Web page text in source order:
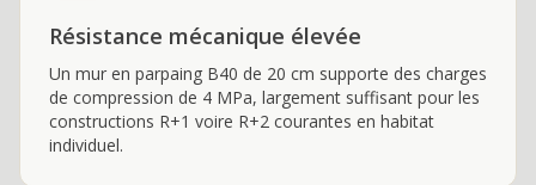
Résistance mécanique élevée
Un mur en parpaing B40 de 20 cm supporte des charges
de compression de 4 MPa, largement suffisant pour les
constructions R+1 voire R+2 courantes en habitat
individuel.